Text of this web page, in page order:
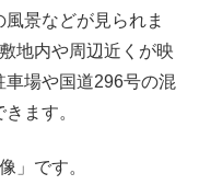
景などが見られま
地内や周辺近くが映
車場や国道296号の混
ます。
」です。